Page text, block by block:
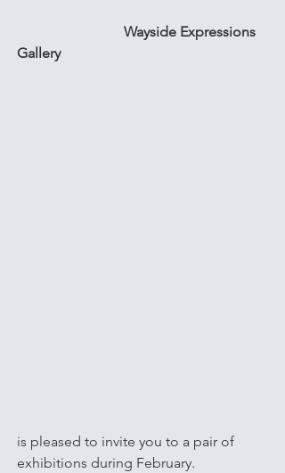
Wayside Expressions
Gallery
is pleased to invite you to a pair of
exhibitions during February.